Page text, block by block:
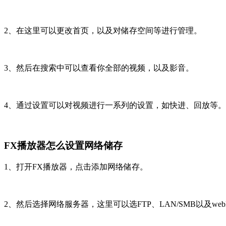
2、在这里可以更改首页，以及对储存空间等进行管理。
3、然后在搜索中可以查看你全部的视频，以及影音。
4、通过设置可以对视频进行一系列的设置，如快进、回放等。
FX播放器怎么设置网络储存
1、打开FX播放器，点击添加网络储存。
2、然后选择网络服务器，这里可以选FTP、LAN/SMB以及